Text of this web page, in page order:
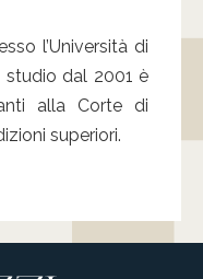
l’Università di
studio dal 2001 è
alla Corte di
superiori.